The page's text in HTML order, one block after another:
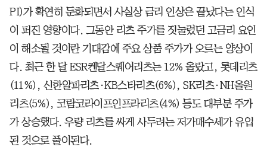
PI)가 확연히 둔화되면서 사실상 금리 인상은 끝났다는 인식
이 퍼진 영향이다. 그동안 리츠 주가를 짓눌렀던 고금리 요인
이 해소될 것이란 기대감에 주요 상품 주가가 오르는 양상이
다. 최근 한 달 ESR켄달스퀘어리츠는 12% 올랐고, 롯데리츠
(11%), 신한알파리츠·KB스타리츠(6%), SK리츠·NH올원
리츠(5%), 코람코라이프인프라리츠(4%) 등도 대부분 주가
가 상승했다. 우량 리츠를 싸게 사두려는 저가매수세가 유입
된 것으로 풀이된다.